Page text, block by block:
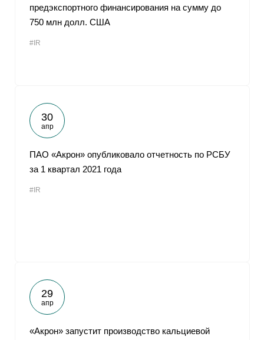
предэкспортного финансирования на сумму до
750 млн долл. США
#IR
30
апр
ПАО «Акрон» опубликовало отчетность по РСБУ
за 1 квартал 2021 года
#IR
29
апр
«Акрон» запустит производство кальциевой